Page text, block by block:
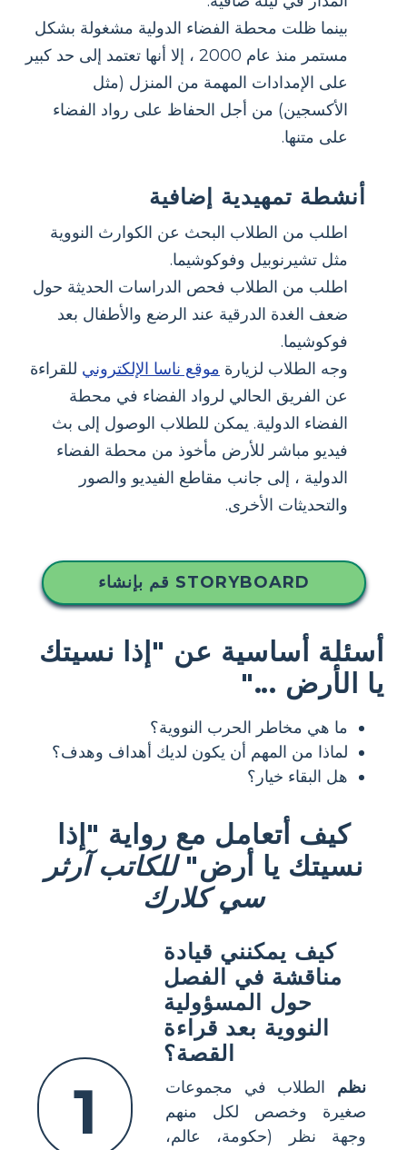
بينما ظلت محطة الفضاء الدولية مشغولة بشكل
مستمر منذ عام 2000 ، إلا أنها تعتمد إلى حد كبير
على الإمدادات المهمة من المنزل (مثل
الأكسجين) من أجل الحفاظ على رواد الفضاء
على متنها.
أنشطة تمهيدية إضافية
اطلب من الطلاب البحث عن الكوارث النووية
مثل تشيرنوبيل وفوكوشيما.
اطلب من الطلاب فحص الدراسات الحديثة حول
ضعف الغدة الدرقية عند الرضع والأطفال بعد
فوكوشيما.
وجه الطلاب لزيارة موقع ناسا الإلكتروني للقراءة
عن الفريق الحالي لرواد الفضاء في محطة
الفضاء الدولية. يمكن للطلاب الوصول إلى بث
فيديو مباشر للأرض مأخوذ من محطة الفضاء
الدولية ، إلى جانب مقاطع الفيديو والصور
والتحديثات الأخرى.
قم بإنشاء STORYBOARD
أسئلة أساسية عن "إذا نسيتك
يا الأرض ..."
ما هي مخاطر الحرب النووية؟
لماذا من المهم أن يكون لديك أهداف وهدف؟
هل البقاء خيار؟
كيف أتعامل مع رواية "إذا
نسيتك يا أرض"للكاتب آرثر
سي كلارك
1
كيف يمكنني قيادة
مناقشة في الفصل
حول المسؤولية
النووية بعد قراءة
القصة؟
نظم الطلاب في مجموعات
صغيرة وخصص لكل منهم
وجهة نظر (حكومة، عالم،